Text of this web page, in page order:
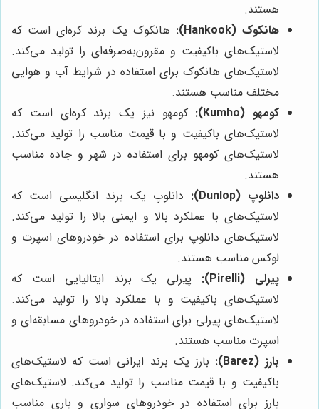
هستند.
هانکوک (Hankook):
هانکوک یک برند کره‌ای است که
لاستیک‌های باکیفیت و مقرون‌به‌صرفه‌ای را تولید می‌کند.
لاستیک‌های هانکوک برای استفاده در شرایط آب و هوایی
مختلف مناسب هستند.
کومهو (Kumho):
کومهو نیز یک برند کره‌ای است که
لاستیک‌های باکیفیت و با قیمت مناسب را تولید می‌کند.
لاستیک‌های کومهو برای استفاده در شهر و جاده مناسب
هستند.
دانلوپ (Dunlop):
دانلوپ یک برند انگلیسی است که
لاستیک‌های با عملکرد بالا و ایمنی بالا را تولید می‌کند.
لاستیک‌های دانلوپ برای استفاده در خودروهای اسپرت و
لوکس مناسب هستند.
پیرلی (Pirelli):
پیرلی یک برند ایتالیایی است که
لاستیک‌های باکیفیت و با عملکرد بالا را تولید می‌کند.
لاستیک‌های پیرلی برای استفاده در خودروهای مسابقه‌ای و
اسپرت مناسب هستند.
بارز (Barez):
بارز یک برند ایرانی است که لاستیک‌های
باکیفیت و با قیمت مناسب را تولید می‌کند. لاستیک‌های
بارز برای استفاده در خودروهای سواری و باری مناسب